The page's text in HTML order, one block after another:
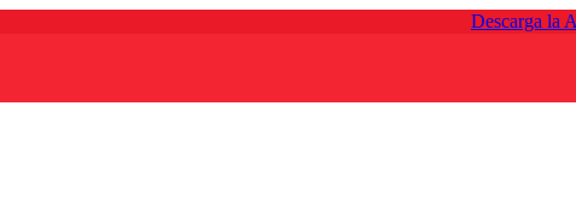
Descarga la